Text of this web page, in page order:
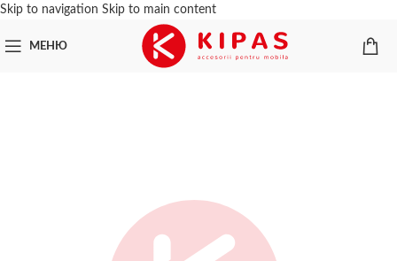
Skip to navigation Skip to main content
МЕНЮ